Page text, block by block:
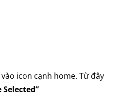
icon cạnh home. Từ đây
Selected”